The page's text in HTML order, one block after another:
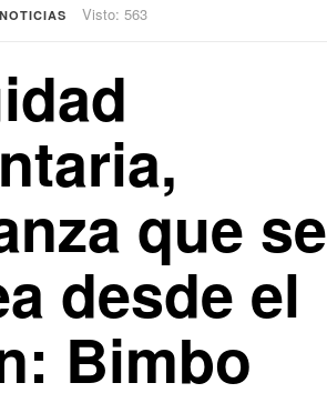
NOTICIAS Visto: 563
que se
desde el
Bimbo